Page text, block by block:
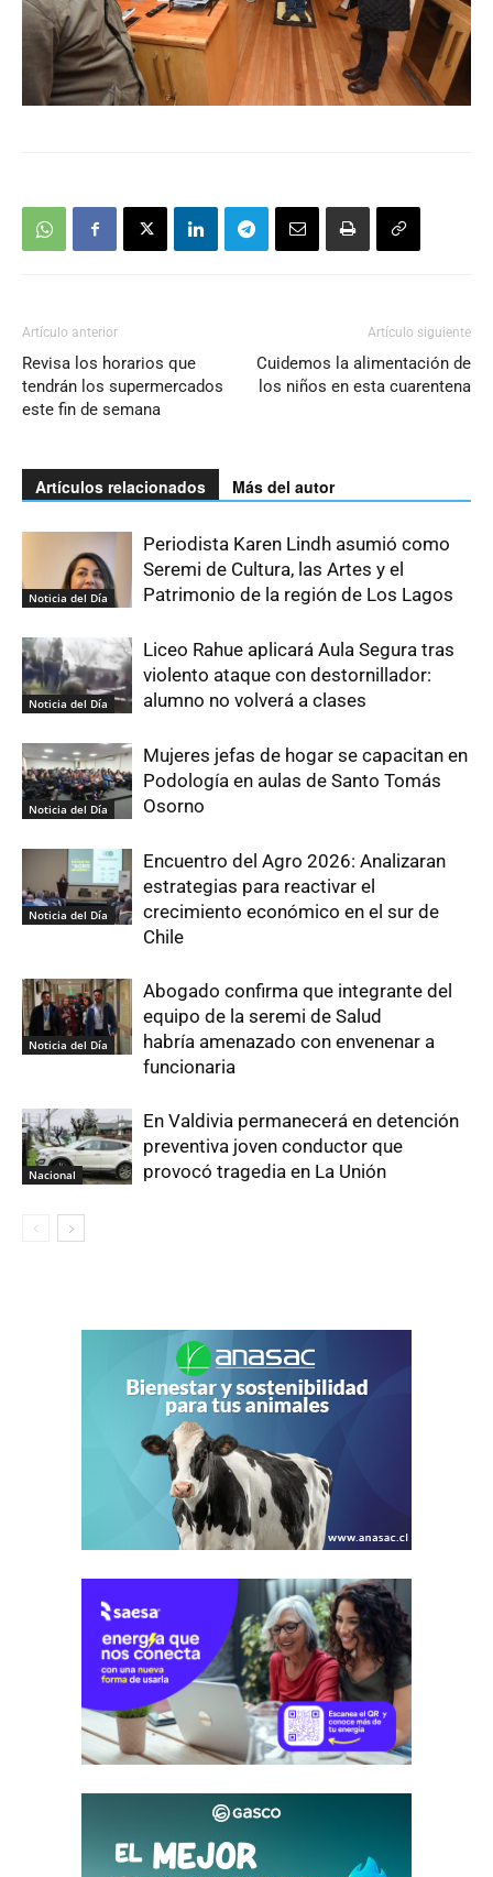
Artículo anterior
Revisa los horarios que
tendrán los supermercados
este fin de semana
Artículo siguiente
Cuidemos la alimentación de
los niños en esta cuarentena
Artículos relacionados Más del autor
Noticia del Día
Periodista Karen Lindh asumió como
Seremi de Cultura, las Artes y el
Patrimonio de la región de Los Lagos
Noticia del Día
Liceo Rahue aplicará Aula Segura tras
violento ataque con destornillador:
alumno no volverá a clases
Noticia del Día
Mujeres jefas de hogar se capacitan en
Podología en aulas de Santo Tomás
Osorno
Noticia del Día
Encuentro del Agro 2026: Analizaran
estrategias para reactivar el
crecimiento económico en el sur de
Chile
Noticia del Día
Abogado confirma que integrante del
equipo de la seremi de Salud
habría amenazado con envenenar a
funcionaria
Nacional
En Valdivia permanecerá en detención
preventiva joven conductor que
provocó tragedia en La Unión